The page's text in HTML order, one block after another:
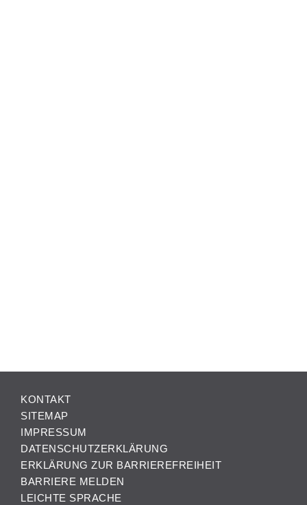
KONTAKT
SITEMAP
IMPRESSUM
DATENSCHUTZERKLÄRUNG
ERKLÄRUNG ZUR BARRIEREFREIHEIT
BARRIERE MELDEN
LEICHTE SPRACHE